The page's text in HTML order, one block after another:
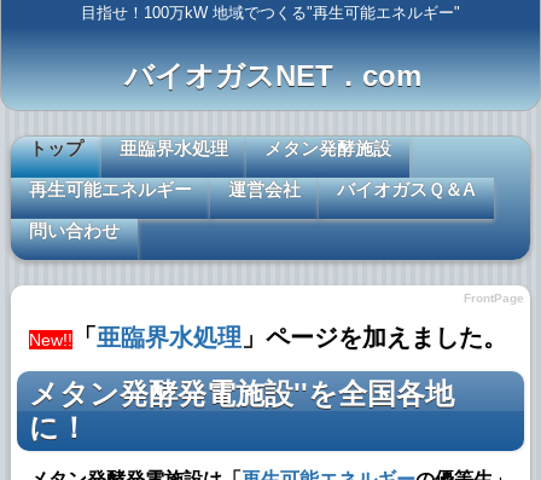
目指せ！100万kW 地域でつくる"再生可能エネルギー"
バイオガスNET．com
トップ 亜臨界水処理
メタン発酵施設
再生可能エネルギー
運営会社
バイオガスＱ＆A
問い合わせ
FrontPage
New!!「 亜臨界水処理 」ページを加えました。
メタン発酵発電施設''を全国各地
に！